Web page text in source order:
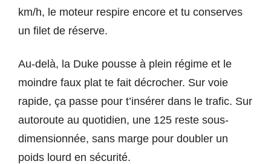
km/h, le moteur respire encore et tu conserves
un filet de réserve.
Au-delà, la Duke pousse à plein régime et le
moindre faux plat te fait décrocher. Sur voie
rapide, ça passe pour t’insérer dans le trafic. Sur
autoroute au quotidien, une 125 reste sous-
dimensionnée, sans marge pour doubler un
poids lourd en sécurité.